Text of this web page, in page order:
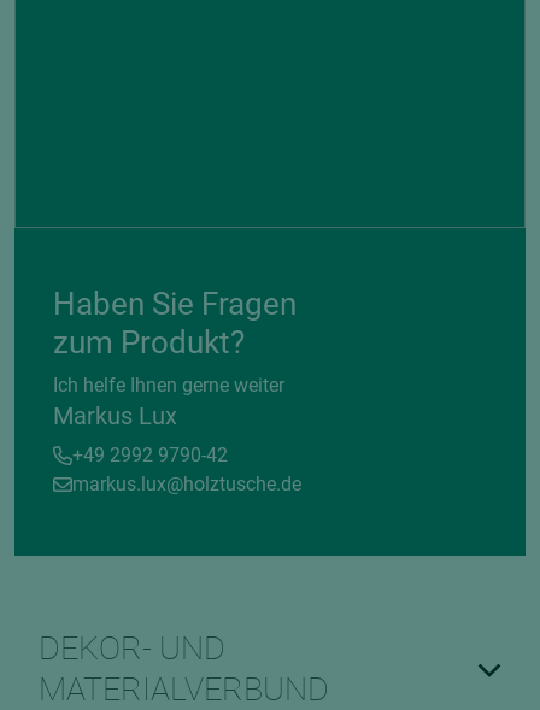
Haben Sie Fragen
zum Produkt?
Ich helfe Ihnen gerne weiter
Markus Lux
+49 2992 9790-42
markus.lux@holztusche.de
DEKOR- UND
MATERIALVERBUND